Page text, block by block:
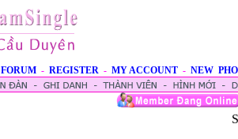
FORUM - REGISTER - MY ACCOUNT - NEW